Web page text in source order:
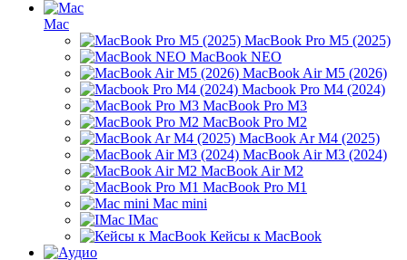
Mac
MacBook Pro M5 (2025)
MacBook NEO
MacBook Air M5 (2026)
Macbook Pro M4 (2024)
MacBook Pro M3
MacBook Pro M2
MacBook Ar M4 (2025)
MacBook Air M3 (2024)
MacBook Air M2
MacBook Pro M1
Mac mini
IMac
Кейсы к MacBook